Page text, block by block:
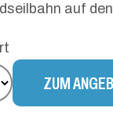
auf den
ZUM